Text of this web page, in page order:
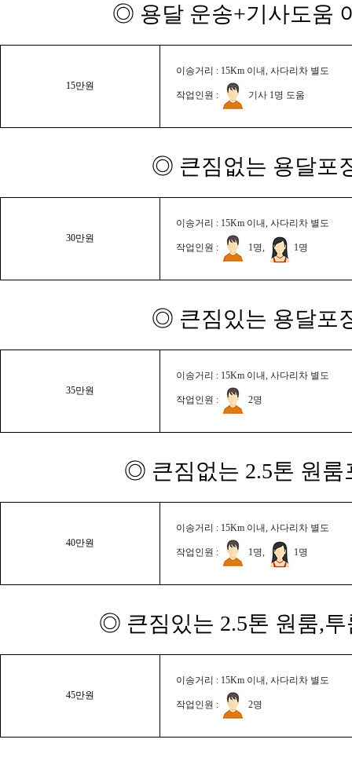
◎ 용달 운송+기사도움
15만원
이송거리 : 15Km 이내, 사다리차 별도
작업인원 : 기사 1명 도움
◎ 큰짐없는 용달포
30만원
이송거리 : 15Km 이내, 사다리차 별도
작업인원 : 1명, 1명
◎ 큰짐있는 용달포
35만원
이송거리 : 15Km 이내, 사다리차 별도
작업인원 : 2명
◎ 큰짐없는 2.5톤 원룸
40만원
이송거리 : 15Km 이내, 사다리차 별도
작업인원 : 1명, 1명
◎ 큰짐있는 2.5톤 원룸,
45만원
이송거리 : 15Km 이내, 사다리차 별도
작업인원 : 2명